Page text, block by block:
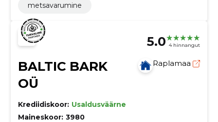
metsavarumine
5.0 4 hinnangut
BALTIC BARK
OÜ
Raplamaa
Krediidiskoor: Usaldusväärne
Maineskoor: 3980